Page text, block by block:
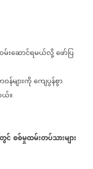
မ်းဆောင်ရမယ်လို့ဖော်ပြ
န်များကိုကျေပွန်စွာ
။
င်စစ်မှုထမ်းတပ်သားများ